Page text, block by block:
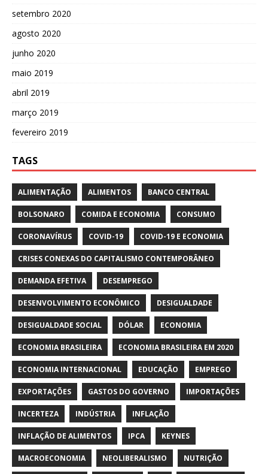
setembro 2020
agosto 2020
junho 2020
maio 2019
abril 2019
março 2019
fevereiro 2019
TAGS
ALIMENTAÇÃO ALIMENTOS BANCO CENTRAL
BOLSONARO COMIDA E ECONOMIA CONSUMO
CORONAVÍRUS COVID-19 COVID-19 E ECONOMIA
CRISES CONEXAS DO CAPITALISMO CONTEMPORÂNEO
DEMANDA EFETIVA DESEMPREGO
DESENVOLVIMENTO ECONÔMICO DESIGUALDADE
DESIGUALDADE SOCIAL DÓLAR ECONOMIA
ECONOMIA BRASILEIRA ECONOMIA BRASILEIRA EM 2020
ECONOMIA INTERNACIONAL EDUCAÇÃO EMPREGO
EXPORTAÇÕES GASTOS DO GOVERNO IMPORTAÇÕES
INCERTEZA INDÚSTRIA INFLAÇÃO
INFLAÇÃO DE ALIMENTOS IPCA KEYNES
MACROECONOMIA NEOLIBERALISMO NUTRIÇÃO